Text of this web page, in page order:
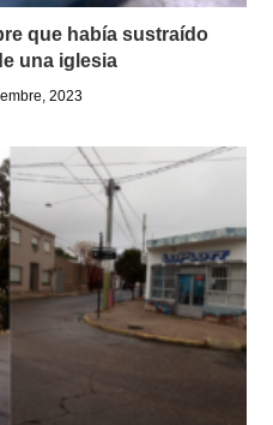
que había sustraído
una iglesia
2023